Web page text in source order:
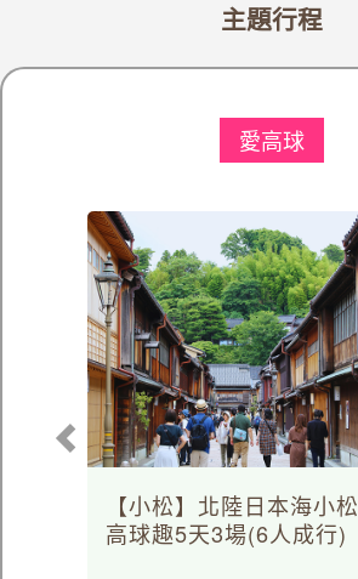
愛高球
主題行程
【小松】北陸日本海小松
高球趣5天3場(6人成行)